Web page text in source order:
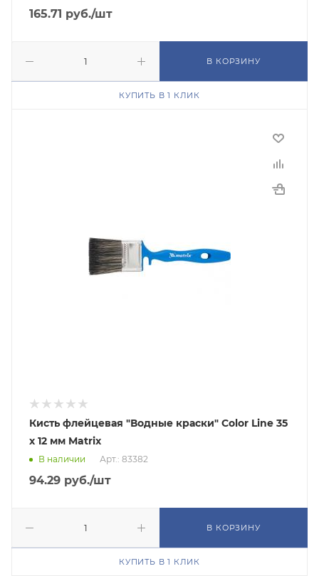
165.71 руб./шт
В КОРЗИНУ
КУПИТЬ В 1 КЛИК
Кисть флейцевая "Водные краски" Color Line 35
х 12 мм Matrix
В наличии Арт.: 83382
94.29 руб./шт
В КОРЗИНУ
КУПИТЬ В 1 КЛИК